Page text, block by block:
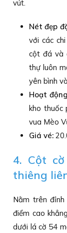
vút.
Nét đẹp
với các
cột đá và
thự luôn
yên bình
Hoạt
kho thuốc
vua Mèo
Giá vé:
4. Cột
thiêng
Nằm trên
điểm cao
dưới lá cờ 54